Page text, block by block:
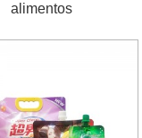
alimentos